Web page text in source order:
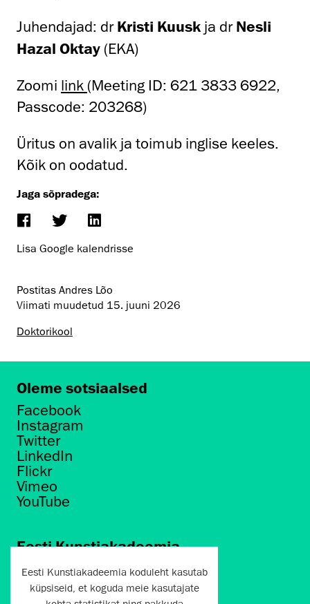
Juhendajad: dr Kristi Kuusk ja dr Nesli
Hazal Oktay (EKA)
Zoomi link (Meeting ID: 621 3833 6922,
Passcode: 203268)
Üritus on avalik ja toimub inglise keeles.
Kõik on oodatud.
Jaga sõpradega:
Lisa Google kalendrisse
Postitas Andres Lõo
Viimati muudetud 15. juuni 2026
Doktorikool
Oleme sotsiaalsed
Facebook
Instagram
Twitter
LinkedIn
Flickr
Vimeo
YouTube
Eesti Kunstiakadeemia
Põhja puiestee 7
Tallinn 10412
Eesti Kunstiakadeemia koduleht kasutab
küpsiseid, et koguda meie kasutajate